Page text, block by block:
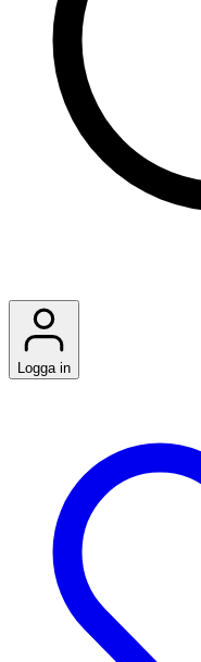
Logga in